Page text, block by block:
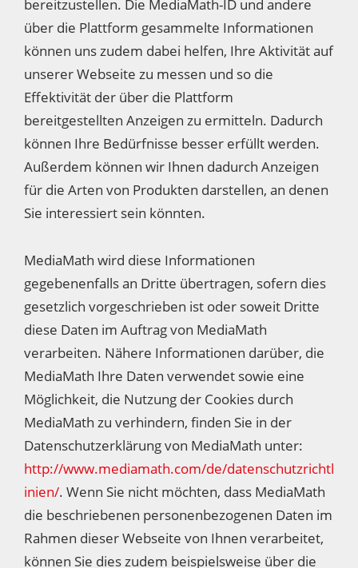
bereitzustellen. Die MediaMath-ID und andere
über die Plattform gesammelte Informationen
können uns zudem dabei helfen, Ihre Aktivität auf
unserer Webseite zu messen und so die
Effektivität der über die Plattform
bereitgestellten Anzeigen zu ermitteln. Dadurch
können Ihre Bedürfnisse besser erfüllt werden.
Außerdem können wir Ihnen dadurch Anzeigen
für die Arten von Produkten darstellen, an denen
Sie interessiert sein könnten.
MediaMath wird diese Informationen
gegebenenfalls an Dritte übertragen, sofern dies
gesetzlich vorgeschrieben ist oder soweit Dritte
diese Daten im Auftrag von MediaMath
verarbeiten. Nähere Informationen darüber, die
MediaMath Ihre Daten verwendet sowie eine
Möglichkeit, die Nutzung der Cookies durch
MediaMath zu verhindern, finden Sie in der
Datenschutzerklärung von MediaMath unter:
http://www.mediamath.com/de/datenschutzrichtl
inien/. Wenn Sie nicht möchten, dass MediaMath
die beschriebenen personenbezogenen Daten im
Rahmen dieser Webseite von Ihnen verarbeitet,
können Sie dies zudem beispielsweise über die